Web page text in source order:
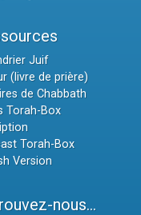
Juif
(livre de prière)
de Chabbath
Torah-Box
Torah-Box
Version
nous...